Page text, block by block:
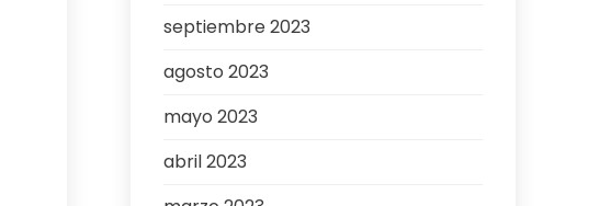
septiembre 2023
agosto 2023
mayo 2023
abril 2023